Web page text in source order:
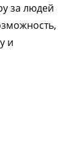
за людей
и